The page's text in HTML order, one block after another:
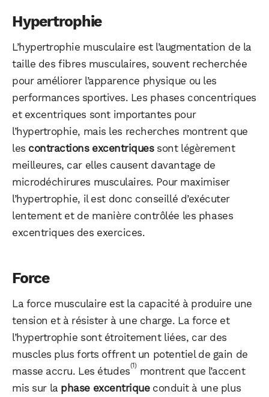
Hypertrophie
L’hypertrophie musculaire est l’augmentation de la
taille des fibres musculaires, souvent recherchée
pour améliorer l’apparence physique ou les
performances sportives. Les phases concentriques
et excentriques sont importantes pour
l’hypertrophie, mais les recherches montrent que
les contractions excentriquessont légèrement
meilleures, car elles causent davantage de
microdéchirures musculaires. Pour maximiser
l’hypertrophie, il est donc conseillé d’exécuter
lentement et de manière contrôlée les phases
excentriques des exercices.
Force
La force musculaire est la capacité à produire une
tension et à résister à une charge. La force et
l’hypertrophie sont étroitement liées, car des
muscles plus forts offrent un potentiel de gain de
masse accru. Les études(1) montrent que l’accent
mis sur la phase excentriqueconduit à une plus